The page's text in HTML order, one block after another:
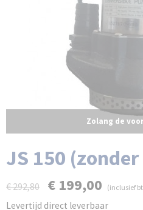
Zolang de
JS 150
€ 292,80 € 199,00 (inclusief
Levertijd direct leverbaar